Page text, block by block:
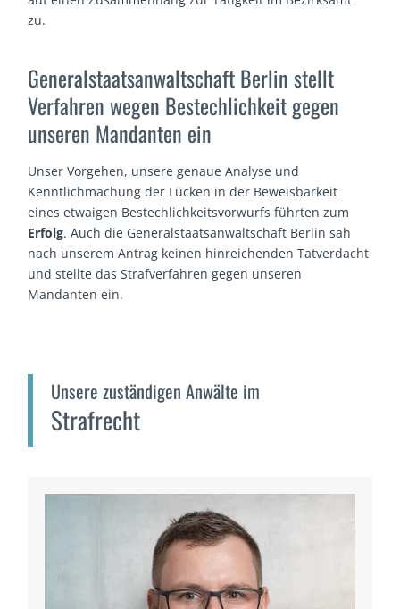
zu.
Generalstaatsanwaltschaft Berlin stellt
Verfahren wegen Bestechlichkeit gegen
unseren Mandanten ein
Unser Vorgehen, unsere genaue Analyse und
Kenntlichmachung der Lücken in der Beweisbarkeit
eines etwaigen Bestechlichkeitsvorwurfs führten zum
Erfolg. Auch die Generalstaatsanwaltschaft Berlin sah
nach unserem Antrag keinen hinreichenden Tatverdacht
und stellte das Strafverfahren gegen unseren
Mandanten ein.
Unsere zuständigen Anwälte im
Strafrecht